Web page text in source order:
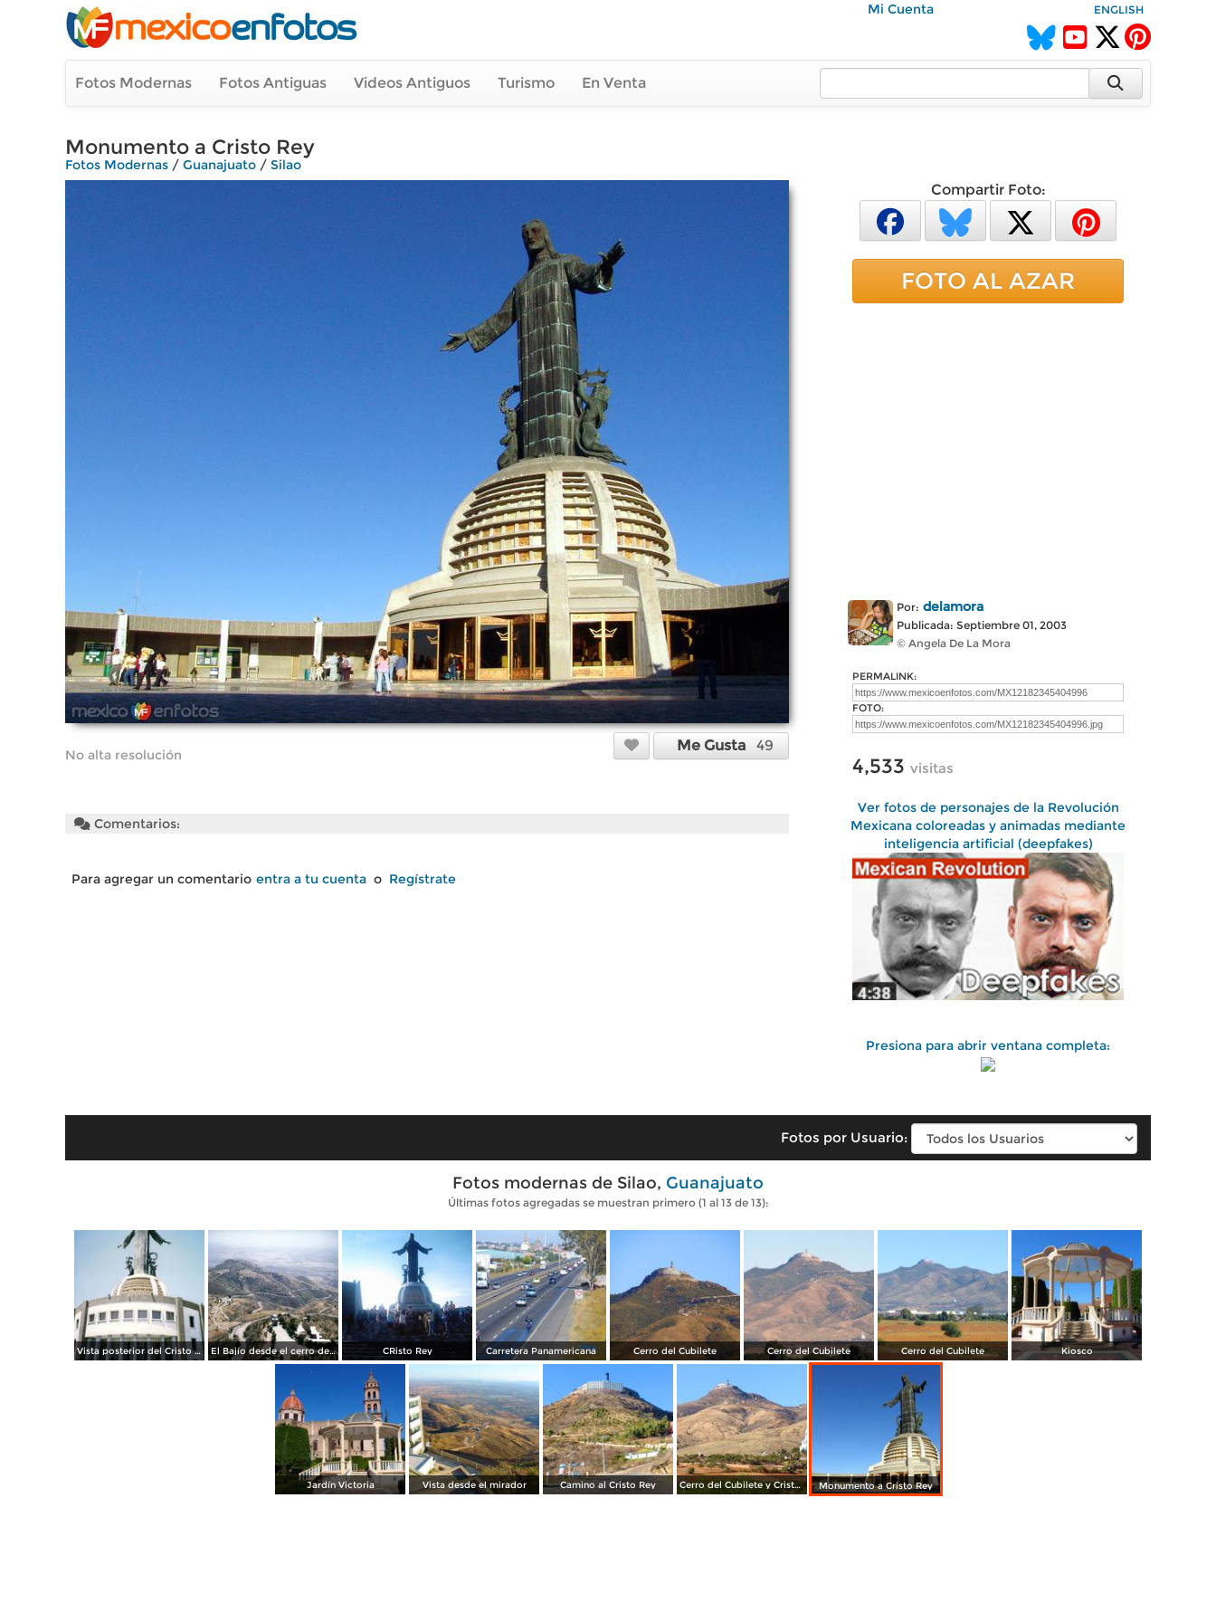
Mi Cuenta ENGLISH
Fotos Modernas Fotos Antiguas Videos Antiguos Turismo En Venta
Monumento a Cristo Rey
Fotos Modernas / Guanajuato / Silao
No alta resolución
Me Gusta 49
Comentarios:
Para agregar un comentario entra a tu cuenta o Regístrate
Compartir Foto:
FOTO AL AZAR
Por: delamora
Publicada: Septiembre 01, 2003
© Angela De La Mora
PERMALINK:
FOTO:
4,533 visitas
Ver fotos de personajes de la Revolución
Mexicana coloreadas y animadas mediante
inteligencia artificial (deepfakes)
Presiona para abrir ventana completa:
Fotos por Usuario:
Fotos modernas de Silao, Guanajuato
Últimas fotos agregadas se muestran primero (1 al 13 de 13):
Vista posterior del Cristo Rey. Cerro del Cubilete. 2002 El Bajío desde el cerro del cubilete. Silao, Guanajuato CRisto Rey Carretera Panamericana Cerro del Cubilete Cerro del Cubilete Cerro del Cubilete Kiosco
Jardín Victoria Vista desde el mirador Camino al Cristo Rey Cerro del Cubilete y Cristo Rey en la cima Monumento a Cristo Rey